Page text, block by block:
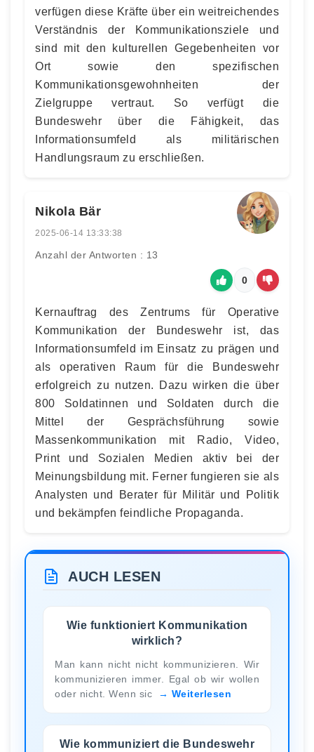
verfügen diese Kräfte über ein weitreichendes
Verständnis der Kommunikationsziele und
sind mit den kulturellen Gegebenheiten vor
Ort sowie den spezifischen
Kommunikationsgewohnheiten der
Zielgruppe vertraut. So verfügt die
Bundeswehr über die Fähigkeit, das
Informationsumfeld als militärischen
Handlungsraum zu erschließen.
Nikola Bär
2025-06-14 13:33:38
Anzahl der Antworten : 13
0
Kernauftrag des Zentrums für Operative
Kommunikation der Bundeswehr ist, das
Informationsumfeld im Einsatz zu prägen und
als operativen Raum für die Bundeswehr
erfolgreich zu nutzen. Dazu wirken die über
800 Soldatinnen und Soldaten durch die
Mittel der Gesprächsführung sowie
Massenkommunikation mit Radio, Video,
Print und Sozialen Medien aktiv bei der
Meinungsbildung mit. Ferner fungieren sie als
Analysten und Berater für Militär und Politik
und bekämpfen feindliche Propaganda.
AUCH LESEN
Wie funktioniert Kommunikation
wirklich?
Man kann nicht nicht kommunizieren. Wir
kommunizieren immer. Egal ob wir wollen
oder nicht. Wenn sic
Weiterlesen
Wie kommuniziert die Bundeswehr